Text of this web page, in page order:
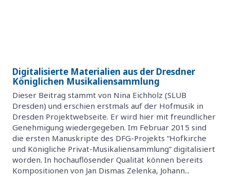
Digitalisierte Materialien aus der Dresdner
Königlichen Musikaliensammlung
Dieser Beitrag stammt von Nina Eichholz (SLUB
Dresden) und erschien erstmals auf der Hofmusik in
Dresden Projektwebseite. Er wird hier mit freundlicher
Genehmigung wiedergegeben. Im Februar 2015 sind
die ersten Manuskripte des DFG-Projekts “Hofkirche
und Königliche Privat-Musikaliensammlung” digitalisiert
worden. In hochauflösender Qualität können bereits
Kompositionen von Jan Dismas Zelenka, Johann...